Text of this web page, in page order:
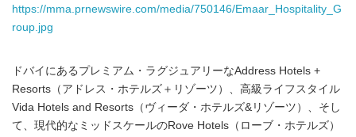
https://mma.prnewswire.com/media/750146/Emaar_Hospitality_G
roup.jpg
ドバイにあるプレミアム・ラグジュアリーなAddress Hotels +
Resorts（アドレス・ホテルズ＋リゾーツ）、高級ライフスタイル
Vida Hotels and Resorts（ヴィーダ・ホテルズ&リゾーツ）、そし
て、現代的なミッドスケールのRove Hotels（ローブ・ホテルズ）